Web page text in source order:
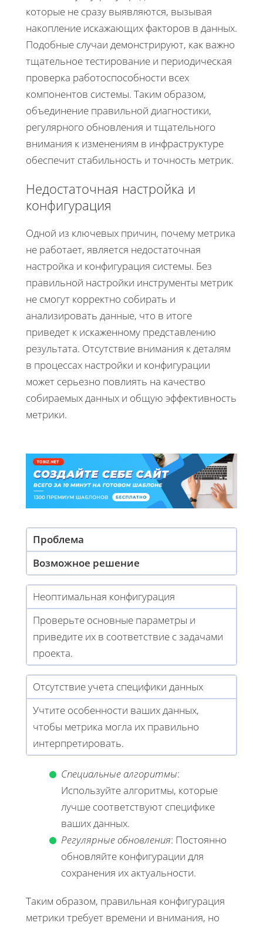
которые не сразу выявляются, вызывая
накопление искажающих факторов в данных.
Подобные случаи демонстрируют, как важно
тщательное тестирование и периодическая
проверка работоспособности всех
компонентов системы. Таким образом,
объединение правильной диагностики,
регулярного обновления и тщательного
внимания к изменениям в инфраструктуре
обеспечит стабильность и точность метрик.
Недостаточная настройка и
конфигурация
Одной из ключевых причин, почему метрика
не работает, является недостаточная
настройка и конфигурация системы. Без
правильной настройки инструменты метрик
не смогут корректно собирать и
анализировать данные, что в итоге
приведет к искаженному представлению
результата. Отсутствие внимания к деталям
в процессах настройки и конфигурации
может серьезно повлиять на качество
собираемых данных и общую эффективность
метрики.
Проблема
Возможное решение
Неоптимальная конфигурация
Проверьте основные параметры и
приведите их в соответствие с задачами
проекта.
Отсутствие учета специфики данных
Учтите особенности ваших данных,
чтобы метрика могла их правильно
интерпретировать.
Специальные алгоритмы:
Используйте алгоритмы, которые
лучше соответствуют специфике
ваших данных.
Регулярные обновления: Постоянно
обновляйте конфигурации для
сохранения их актуальности.
Таким образом, правильная конфигурация
метрики требует времени и внимания, но